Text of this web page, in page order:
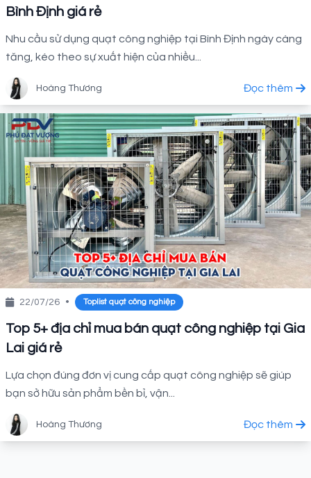
Bình Định giá rẻ
Nhu cầu sử dụng quạt công nghiệp tại Bình Định ngày càng
tăng, kéo theo sự xuất hiện của nhiều...
Hoàng Thương Đọc thêm
22/07/26 • Toplist quạt công nghiệp
Top 5+ địa chỉ mua bán quạt công nghiệp tại Gia
Lai giá rẻ
Lựa chọn đúng đơn vị cung cấp quạt công nghiệp sẽ giúp
bạn sở hữu sản phẩm bền bỉ, vận...
Hoàng Thương Đọc thêm